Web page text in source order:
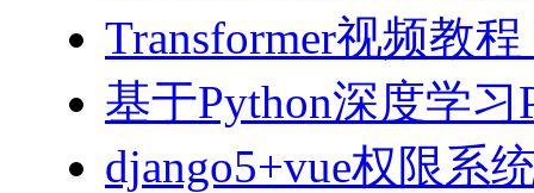
Transformer视频教
基于Python深度学
django5+vue权限系